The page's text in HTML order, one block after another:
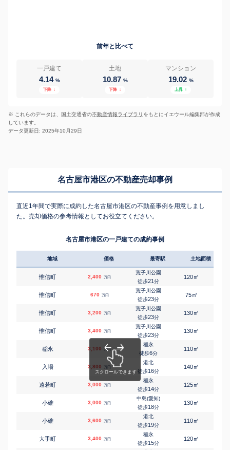
前年と比べて
一戸建て
4.14 %
下降 ↓
土地
10.87 %
下降 ↓
マンション
19.02 %
上昇 ↑
※ これらのデータは、国土交通省の不動産情報ライブラリ をもとにイエウール編集部が作成
しています。
データ更新日: 2025年10月29日
名古屋市港区の不動産売却事例
直近1年間で実際に成約した名古屋市港区の不動産事例を用意しまし
た。売却価格の参考情報としてお役立てください。
名古屋市港区の一戸建ての成約事例
地域 価格 最寄駅 土地面積
惟信町 2,400 万円
荒子川公園
徒歩21分
120㎡
惟信町 670 万円
荒子川公園
徒歩23分
75㎡
惟信町 3,200 万円
荒子川公園
徒歩23分
130㎡
惟信町 3,400 万円
荒子川公園
徒歩23分
130㎡
稲永 3,100 万円
稲永
徒歩6分
110㎡
入場 3,800 万円
港北
徒歩16分
140㎡
遠若町 3,000 万円
稲永
徒歩14分
125㎡
小碓 3,000 万円
中島(愛知)
徒歩18分
130㎡
小碓 3,600 万円
港北
徒歩19分
110㎡
大手町 3,400 万円
稲永
徒歩15分
120㎡